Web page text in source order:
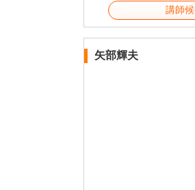
講師
矢部輝夫